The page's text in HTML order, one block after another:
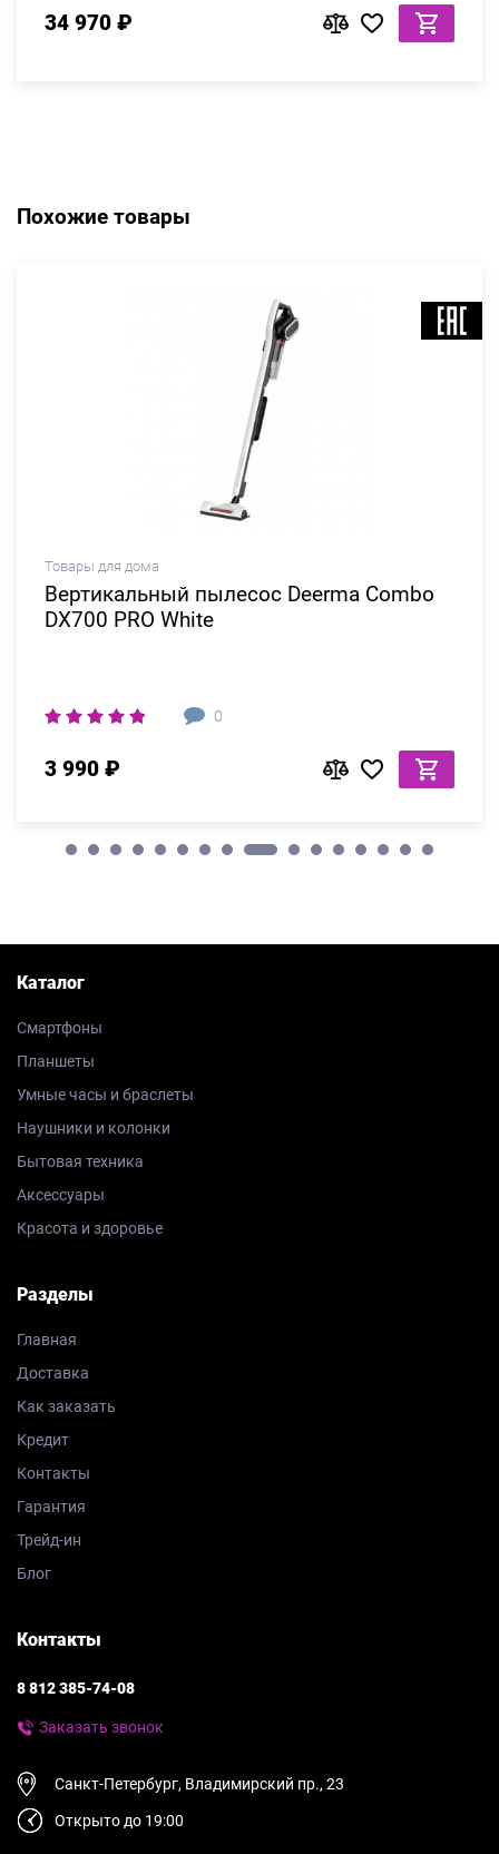
34 970 ₽
Похожие товары
Товары для дома
Вертикальный пылесос Deerma Combo
DX700 PRO White
0
3 990 ₽
Каталог
Смартфоны
Планшеты
Умные часы и браслеты
Наушники и колонки
Бытовая техника
Аксессуары
Красота и здоровье
Разделы
Главная
Доставка
Как заказать
Кредит
Контакты
Гарантия
Трейд-ин
Блог
Контакты
8 812 385-74-08
Заказать звонок
Санкт-Петербург, Владимирский пр., 23
Открыто до 19:00